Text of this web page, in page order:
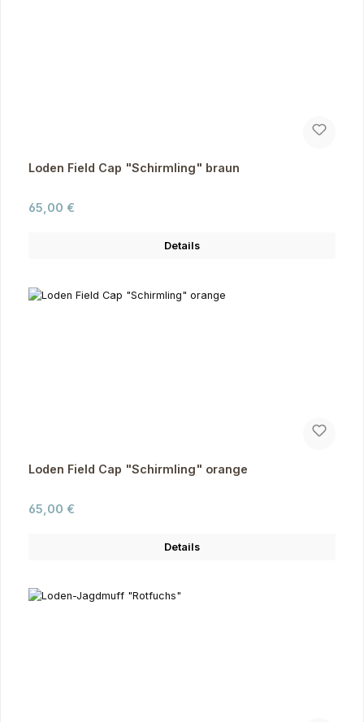
Loden Field Cap "Schirmling" braun
Regulärer Preis:
65,00 €
Details
Loden Field Cap "Schirmling" orange
Regulärer Preis:
65,00 €
Details